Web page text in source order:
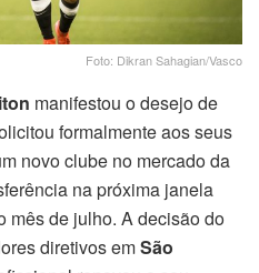
Foto: Dikran Sahagian/Vasco
manifestou o desejo de
formalmente aos seus
novo clube no mercado da
na próxima janela
mês de julho. A decisão do
diretivos emSão